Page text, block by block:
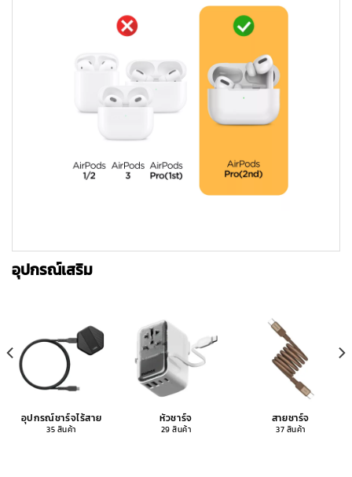
อุปกรณ์เสริม
อุปกรณ์ชาร์จไร้สาย
35 สินค้า
หัวชาร์จ
29 สินค้า
สายชาร์จ
37 สินค้า